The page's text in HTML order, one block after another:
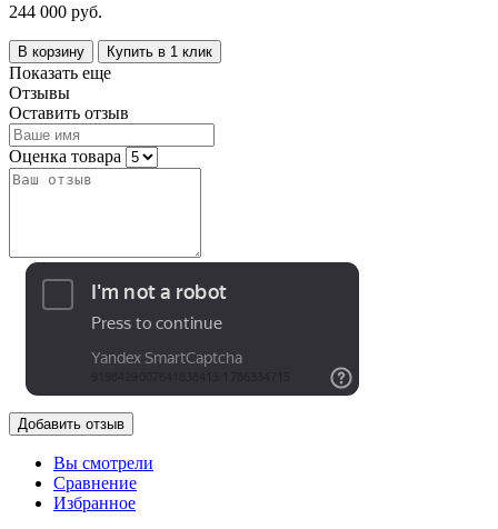
244 000 руб.
В корзину Купить в 1 клик
Показать еще
Отзывы
Оставить отзыв
Оценка товара
Добавить отзыв
Вы смотрели
Сравнение
Избранное